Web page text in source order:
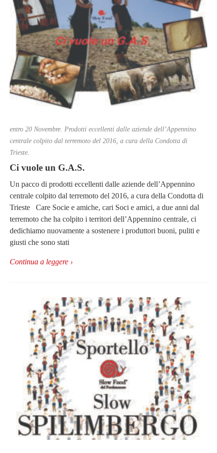
entro 20 Novembre. Prodotti eccellenti dalle aziende dell’Appennino
centrale colpito dal terremoto del 2016, a cura della Condotta di
Trieste.
Ci vuole un G.A.S.
Un pacco di prodotti eccellenti dalle aziende dell’Appennino
centrale colpito dal terremoto del 2016, a cura della Condotta di
Trieste Care Socie e amiche, cari Soci e amici, a due anni dal
terremoto che ha colpito i territori dell’Appennino centrale, ci
dedichiamo nuovamente a sostenere i produttori buoni, puliti e
giusti che sono stati
Continua a leggere ›